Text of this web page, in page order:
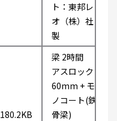
ト：東邦レ
オ（株）社
製
180.2KB
梁 2時間
アスロック
60mm + モ
ノコート(鉄
骨梁)